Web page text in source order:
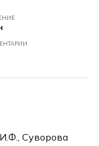
Суворова